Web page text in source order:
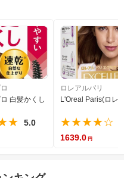
アッシュ [医薬部外品] 白髪を気に
白髪かくし カラーオンリタッチ ダ
5.0
ロレアルパリ
L'Oreal Paris(ロレ
★★★★☆
1639.0